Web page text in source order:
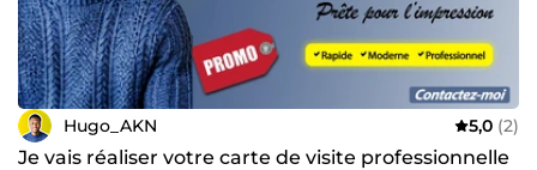
Hugo_AKN 5,0 (2)
Je vais réaliser votre carte de visite professionnelle